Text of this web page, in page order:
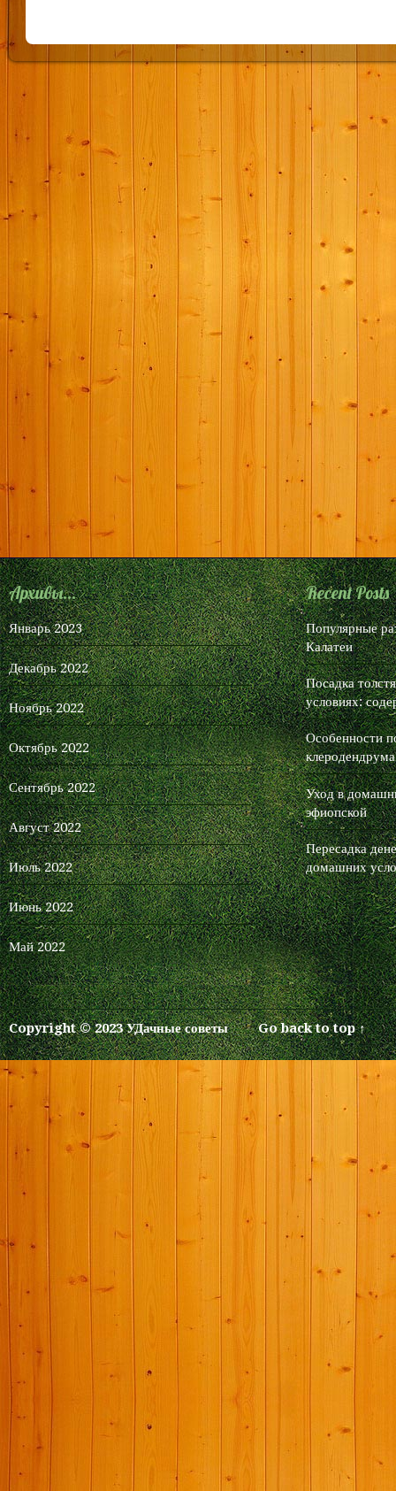
Архивы...
Январь 2023
Декабрь 2022
Ноябрь 2022
Октябрь 2022
Сентябрь 2022
Август 2022
Июль 2022
Июнь 2022
Май 2022
Recent Posts
Популярные
Калатеи
Посадка
условиях:
Особенности
Уход в
эфиопской
Пересадка
домашних
Copyright © 2023 УДачные советы Go back to top ↑